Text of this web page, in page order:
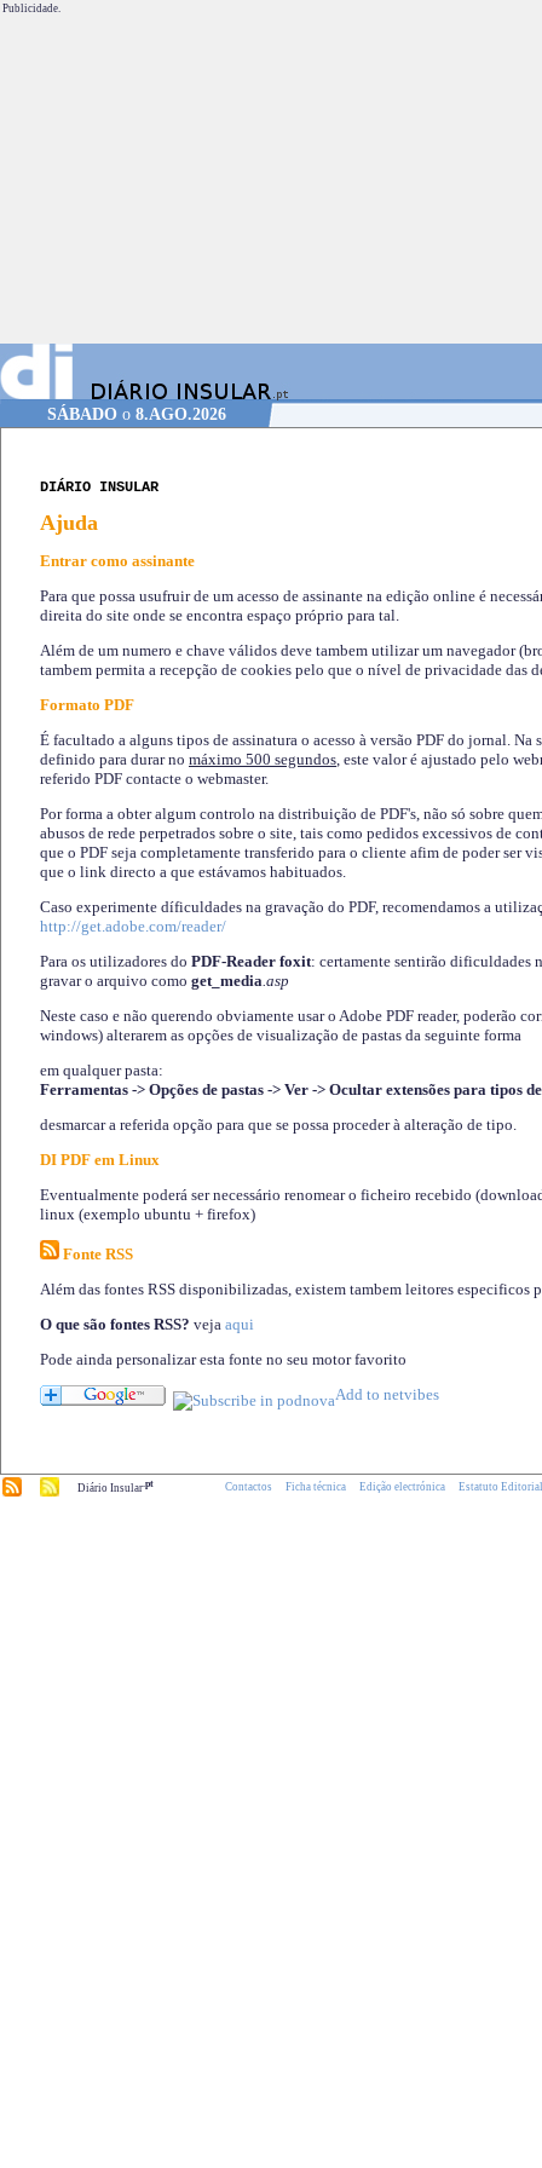
Publicidade.
SÁBADOo 8.AGO.2026
DIÁRIO INSULAR
Ajuda
Entrar como assinante
Para que possa usufruir de um acesso de assinante na edição online é
direita do site onde se encontra espaço próprio para tal.
Além de um numero e chave válidos deve tambem utilizar um navegador
tambem permita a recepção de cookies pelo que o nível de privacidade das
Formato PDF
É facultado a alguns tipos de assinatura o acesso à versão PDF do jornal. Na
definido para durar no máximo 500 segundos, este valor é ajustado pelo
referido PDF contacte o webmaster.
Por forma a obter algum controlo na distribuição de PDF's, não só sobre
abusos de rede perpetrados sobre o site, tais como pedidos excessivos de
que o PDF seja completamente transferido para o cliente afim de poder ser
que o link directo a que estávamos habituados.
Caso experimente díficuldades na gravação do PDF, recomendamos a
http://get.adobe.com/reader/
Para os utilizadores do PDF-Reader foxit: certamente sentirão dificuldades
gravar o arquivo como get_media.asp
Neste caso e não querendo obviamente usar o Adobe PDF reader, poderão
windows) alterarem as opções de visualização de pastas da seguinte forma
em qualquer pasta:
Ferramentas -> Opções de pastas -> Ver -> Ocultar extensões para tipos
desmarcar a referida opção para que se possa proceder à alteração de tipo.
DI PDF em Linux
Eventualmente poderá ser necessário renomear o ficheiro recebido
linux (exemplo ubuntu + firefox)
Fonte RSS
Além das fontes RSS disponibilizadas, existem tambem leitores especificos
O que são fontes RSS? veja aqui
Pode ainda personalizar esta fonte no seu motor favorito
Diário Insular.pt Contactos Ficha técnica Edição electrónica Estatuto Editorial